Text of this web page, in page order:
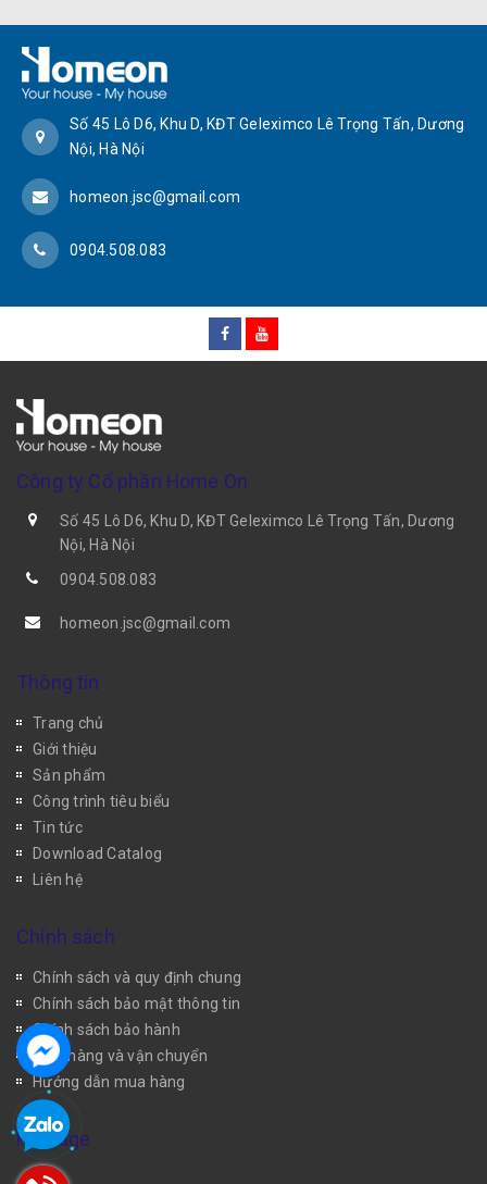
Số 45 Lô D6, Khu D, KĐT Geleximco Lê Trọng Tấn, Dương
Nội, Hà Nội
homeon.jsc@gmail.com
0904.508.083
Công ty Cổ phần Home On
Số 45 Lô D6, Khu D, KĐT Geleximco Lê Trọng Tấn, Dương
Nội, Hà Nội
0904.508.083
homeon.jsc@gmail.com
Thông tin
Trang chủ
Giới thiệu
Sản phẩm
Công trình tiêu biểu
Tin tức
Download Catalog
Liên hệ
Chính sách
Chính sách và quy định chung
Chính sách bảo mật thông tin
Chính sách bảo hành
Giao hàng và vận chuyển
Hướng dẫn mua hàng
Fanpage